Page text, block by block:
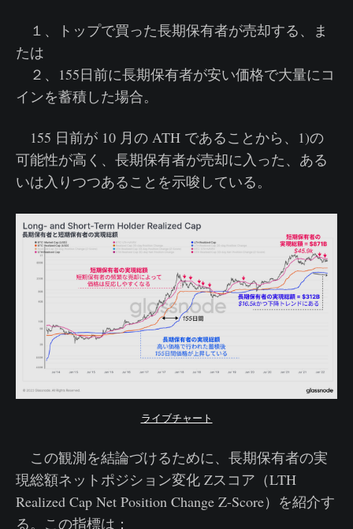
１、トップで買った長期保有者が売却する、ま
たは
２、155日前に長期保有者が安い価格で大量にコ
インを蓄積した場合。
155 日前が 10 月の ATH であることから、1)の
可能性が高く、長期保有者が売却に入った、ある
いは入りつつあることを示唆している。
ライブチャート
この観測を結論づけるために、長期保有者の実
現総額ネットポジション変化 Zスコア（LTH
Realized Cap Net Position Change Z-Score）を紹介す
る。この指標は：